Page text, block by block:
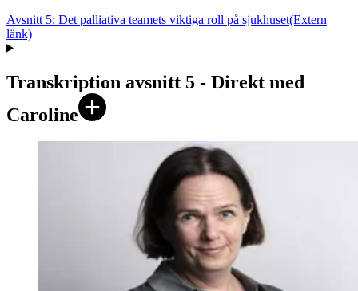
Avsnitt 5: Det palliativa teamets viktiga roll på sjukhuset(Extern
länk)
Transkription avsnitt 5 - Direkt med
Caroline